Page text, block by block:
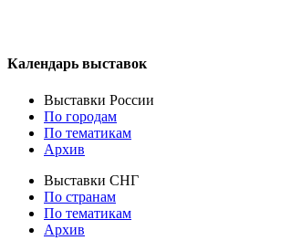
Календарь выставок
Выставки России
По городам
По тематикам
Архив
Выставки СНГ
По странам
По тематикам
Архив